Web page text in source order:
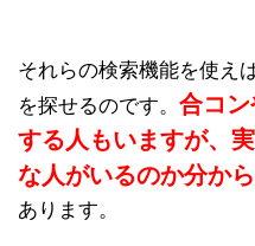
それらの検索機能を使え
を探せるのです。 合コ
する人もいますが、
な人がいるのか分か
あります。